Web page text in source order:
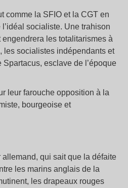
comme la SFIO et la CGT en
socialiste. Une trahison
les totalitarismes à
les socialistes indépendants et
esclave de l’époque
leur farouche opposition à la
bourgeoise et
allemand, qui sait que la défaite
les marins anglais de la
les drapeaux rouges